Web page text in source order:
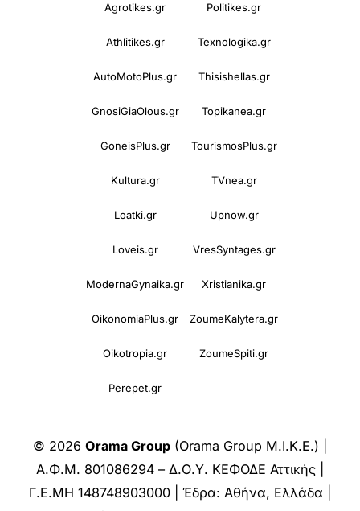
Agrotikes.gr Politikes.gr
Athlitikes.gr Texnologika.gr
AutoMotoPlus.gr Thisishellas.gr
GnosiGiaOlous.gr Topikanea.gr
GoneisPlus.gr TourismosPlus.gr
Kultura.gr TVnea.gr
Loatki.gr Upnow.gr
Loveis.gr VresSyntages.gr
ModernaGynaika.gr Xristianika.gr
OikonomiaPlus.gr ZoumeKalytera.gr
Oikotropia.gr ZoumeSpiti.gr
Perepet.gr
© 2026 Orama Group (Orama Group Μ.Ι.Κ.Ε.) |
Α.Φ.Μ. 801086294 – Δ.Ο.Υ. ΚΕΦΟΔΕ Αττικής |
Γ.Ε.ΜΗ 148748903000 | Έδρα: Αθήνα, Ελλάδα |